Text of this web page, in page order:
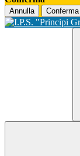
Annulla Conferma